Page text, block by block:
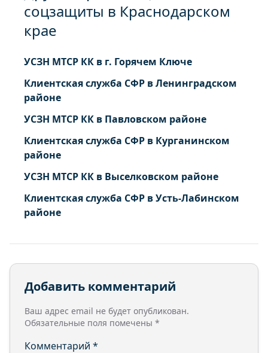
соцзащиты в Краснодарском
крае
УСЗН МТСР КК в г. Горячем Ключе
Клиентская служба СФР в Ленинградском
районе
УСЗН МТСР КК в Павловском районе
Клиентская служба СФР в Курганинском
районе
УСЗН МТСР КК в Выселковском районе
Клиентская служба СФР в Усть-Лабинском
районе
Добавить комментарий
Ваш адрес email не будет опубликован.
Обязательные поля помечены *
Комментарий *